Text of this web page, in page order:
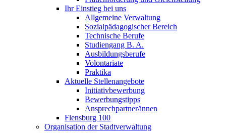
Ihr Einstieg bei uns
Allgemeine Verwaltung
Sozialpädagogischer Bereich
Technische Berufe
Studiengang B. A.
Ausbildungsberufe
Volontariate
Praktika
Aktuelle Stellenangebote
Initiativbewerbung
Bewerbungstipps
Ansprechpartner/innen
Flensburg 100
Organisation der Stadtverwaltung